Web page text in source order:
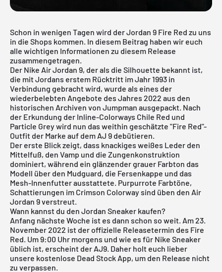
Schon in wenigen Tagen wird der Jordan 9 Fire Red zu uns
in die Shops kommen. In diesem Beitrag haben wir euch
alle wichtigen Informationen zu diesem Release
zusammengetragen.
Der Nike Air Jordan 9, der als die Silhouette bekannt ist,
die mit Jordans erstem Rücktritt im Jahr 1993 in
Verbindung gebracht wird, wurde als eines der
wiederbelebten Angebote des Jahres 2022 aus den
historischen Archiven von Jumpman ausgepackt. Nach
der Erkundung der Inline-Colorways Chile Red und
Particle Greywird nun das weithin geschätzte "Fire Red"-
Outfit der Marke auf dem AJ 9 debütieren.
Der erste Blick zeigt, dass knackiges weißes Leder den
Mittelfuß, den Vamp und die Zungenkonstruktion
dominiert, während ein glänzender grauer Farbton das
Modell über den Mudguard, die Fersenkappe und das
Mesh-Innenfutter ausstattete. Purpurrote Farbtöne,
Schattierungen im Crimson Colorway sind üben den Air
Jordan 9 verstreut.
Wann kannst du den Jordan Sneaker kaufen?
Anfang nächste Woche ist es dann schon so weit. Am 23.
November 2022 ist der offizielle Releasetermin des Fire
Red. Um 9:00 Uhr morgens und wie es für Nike Sneaker
üblich ist, erscheint der AJ9. Daher holt euch lieber
unsere kostenlose Dead Stock App, um den Release nicht
zu verpassen.